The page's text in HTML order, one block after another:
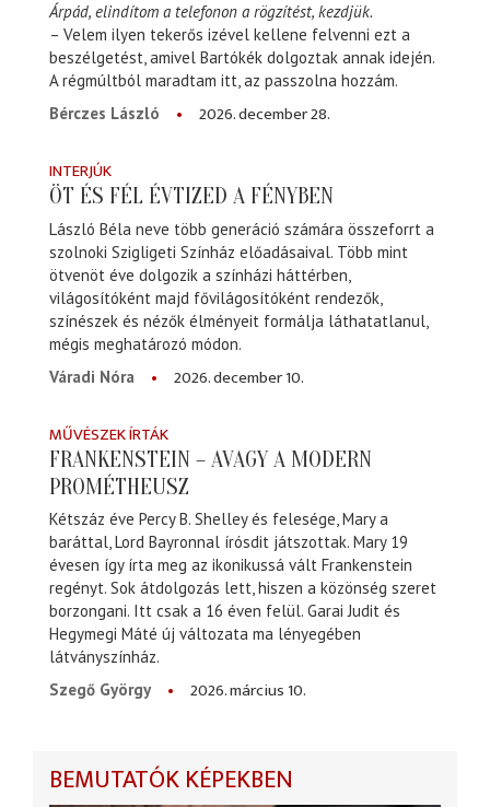
Árpád, elindítom a telefonon a rögzítést, kezdjük.
– Velem ilyen tekerős izével kellene felvenni ezt a
beszélgetést, amivel Bartókék dolgoztak annak idején.
A régmúltból maradtam itt, az passzolna hozzám.
Bérczes László
2026. december 28.
INTERJÚK
ÖT ÉS FÉL ÉVTIZED A FÉNYBEN
László Béla neve több generáció számára összeforrt a
szolnoki Szigligeti Színház előadásaival. Több mint
ötvenöt éve dolgozik a színházi háttérben,
világosítóként majd fővilágosítóként rendezők,
színészek és nézők élményeit formálja láthatatlanul,
mégis meghatározó módon.
Váradi Nóra
2026. december 10.
MŰVÉSZEK ÍRTÁK
FRANKENSTEIN – AVAGY A MODERN
PROMÉTHEUSZ
Kétszáz éve Percy B. Shelley és felesége, Mary a
baráttal, Lord Bayronnal írósdit játszottak. Mary 19
évesen így írta meg az ikonikussá vált Frankenstein
regényt. Sok átdolgozás lett, hiszen a közönség szeret
borzongani. Itt csak a 16 éven felül. Garai Judit és
Hegymegi Máté új változata ma lényegében
látványszínház.
Szegő György
2026. március 10.
BEMUTATÓK KÉPEKBEN